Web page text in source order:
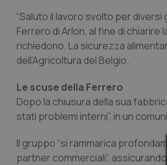
“Saluto il lavoro svolto per
Ferrero di Arlon, al fine di
richiedono. La sicurezza
dell’Agricoltura del Belgio.
Le scuse della Ferrero
Dopo la chiusura della sua
stati problemi interni”, in un
Il gruppo “si rammarica
partner commerciali”,